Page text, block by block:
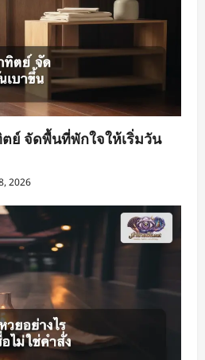
ตย์ จัดพื้นที่พักใจให้เริ่มวัน
2026